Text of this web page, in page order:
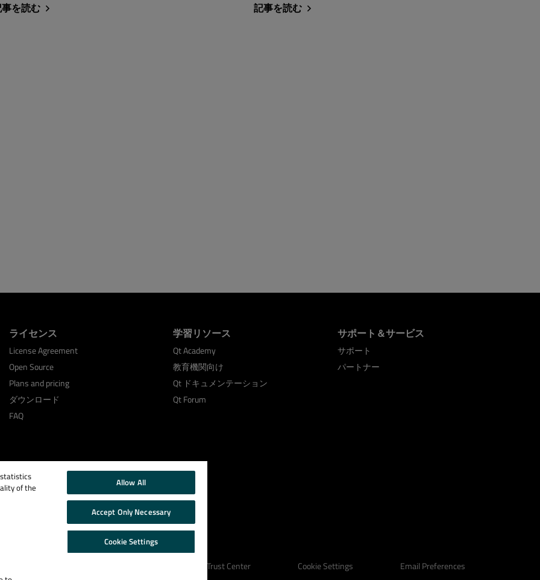
を読む 記事を読む
ライセンス
License Agreement
Open Source
Plans and pricing
ダウンロード
FAQ
学習リソース
Qt Academy
教育機関向け
Qt ドキュメンテーション
Qt Forum
サポート＆サービス
サポート
パートナー
Trust Center Cookie Settings Email Preferences
of the
Allow All
Accept Only Necessary
Cookie Settings